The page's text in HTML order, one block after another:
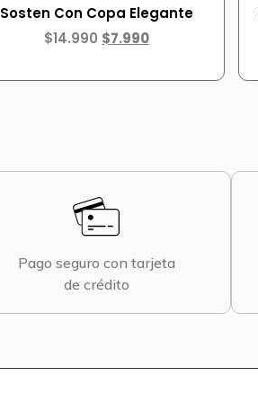
Sosten Con Copa Elegante
$14.990 $7.990
Pago seguro con tarjeta
de crédito